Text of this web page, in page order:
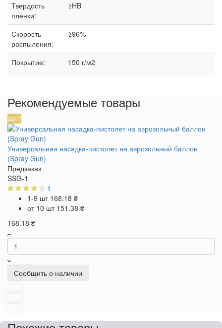
Твердость
пленки:
≥HB
Скорость
распыления:
≥96%
Покрытие: 150 г/м2
Рекомендуемые товары
ХИТ
Универсальная насадка-пистолет на аэрозольный баллон
(Spray Gun)
Предзаказ
SSG-1
1
1-9 шт 168.18 ₴
от 10 шт 151.38 ₴
168.18 ₴
Сообщить о наличии